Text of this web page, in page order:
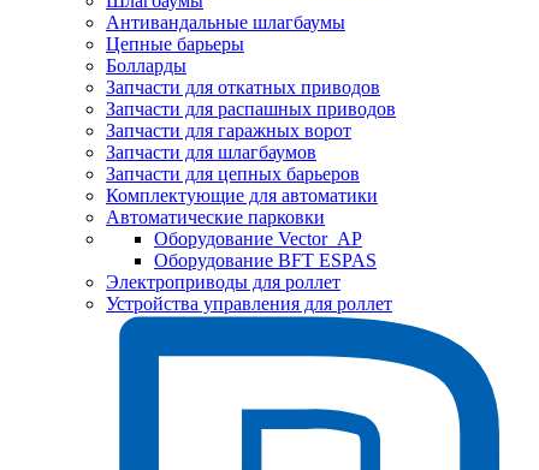
Антивандальные шлагбаумы
Цепные барьеры
Болларды
Запчасти для откатных приводов
Запчасти для распашных приводов
Запчасти для гаражных ворот
Запчасти для шлагбаумов
Запчасти для цепных барьеров
Комплектующие для автоматики
Автоматические парковки
Оборудование Vector_AP
Оборудование BFT ESPAS
Электроприводы для роллет
Устройства управления для роллет